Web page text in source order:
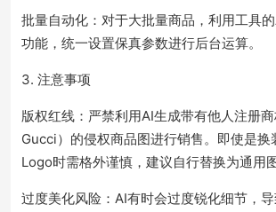
批量自动化：对于大批量商品，利用工具
功能，统一设置保真参数进行后台运算。
3. 注意事项
版权红线：严禁利用AI生成带有他人注册
Gucci）的侵权商品图进行销售。即使是换
Logo时需格外谨慎，建议自行替换为通用图
过度美化风险：AI有时会过度锐化细节，